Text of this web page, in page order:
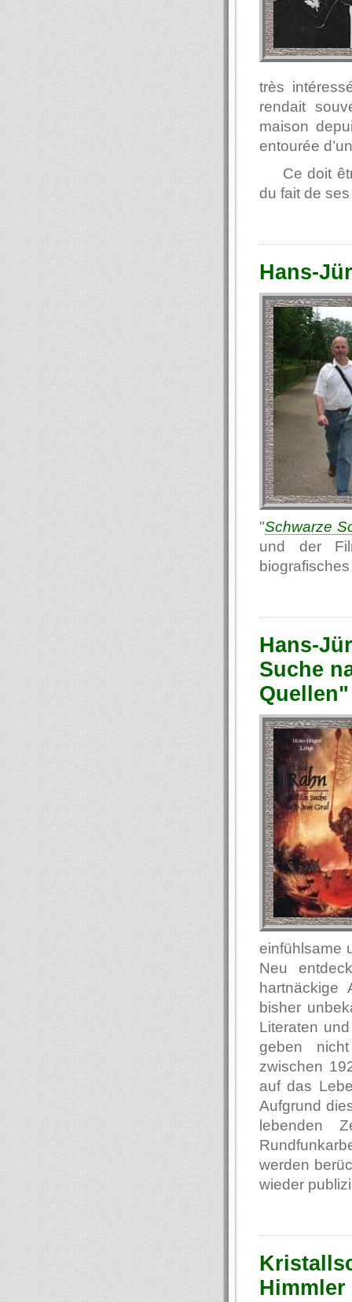
très
rendait
maison
entourée
Ce doit
du fait de
Hans-
"Schwarze
und der
Hans-
Suche
Quellen"
einfühlsame
Neu
hartnäckige
bisher
Literaten
geben
zwischen
auf das
Aufgrund
lebenden
werden
wieder